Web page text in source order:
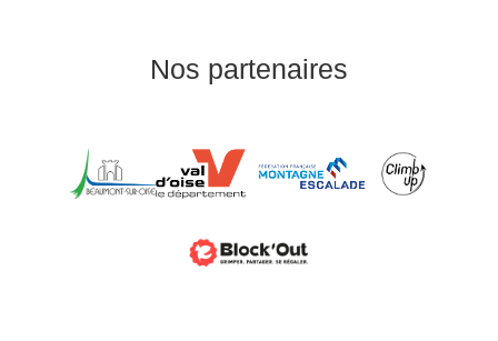
Nos partenaires